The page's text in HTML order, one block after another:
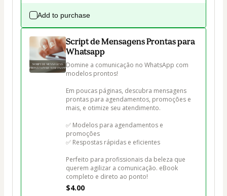
Add to purchase
Script de Mensagens Prontas para
Whatsapp
Domine a comunicação no WhatsApp com
modelos prontos!
Em poucas páginas, descubra mensagens
prontas para agendamentos, promoções e
mais, e otimize seu atendimento.
✅ Modelos para agendamentos e
promoções
✅ Respostas rápidas e eficientes
Perfeito para profissionais da beleza que
querem agilizar a comunicação. eBook
completo e direto ao ponto!
$4.00